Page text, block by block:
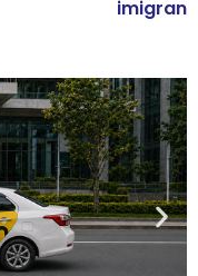
imigran